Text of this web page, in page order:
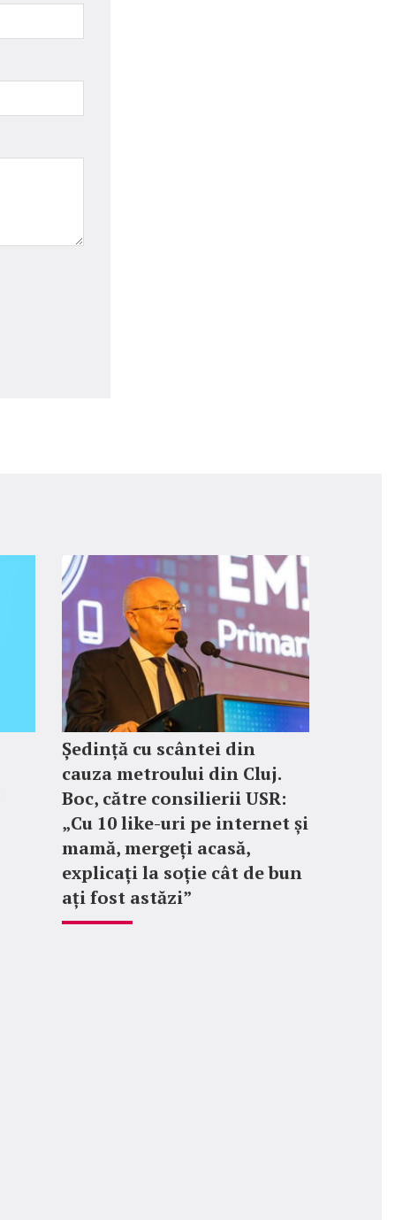
Ședință cu scântei din
cauza metroului din Cluj.
Boc, către consilierii USR:
„Cu 10 like-uri pe internet și
mamă, mergeți acasă,
explicați la soție cât de bun
ați fost astăzi”